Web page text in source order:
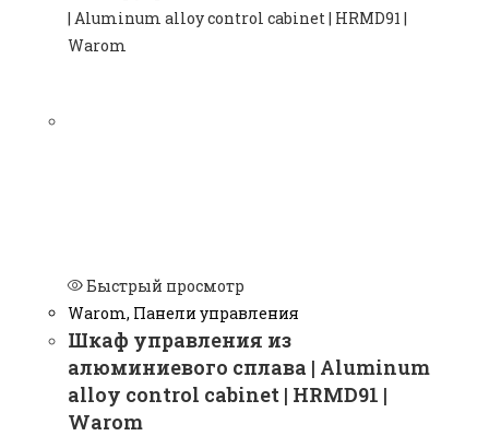
Быстрый просмотр
Warom, Панели управления
Шкаф управления из
алюминиевого сплава | Aluminum
alloy control cabinet | HRMD91 |
Warom